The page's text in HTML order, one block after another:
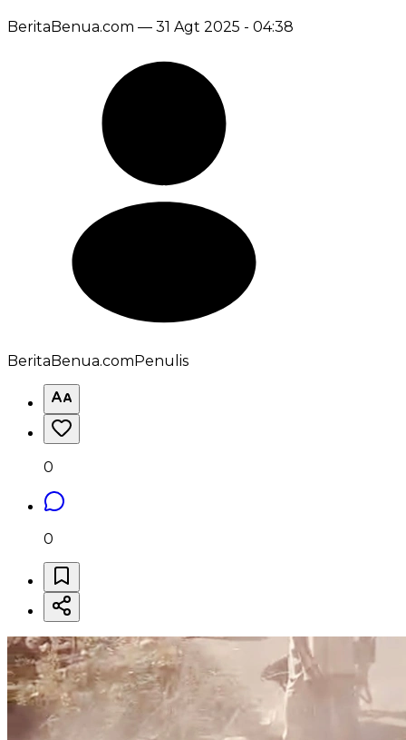
BeritaBenua.com — 31 Agt 2025 - 04:38
BeritaBenua.com Penulis
0
0